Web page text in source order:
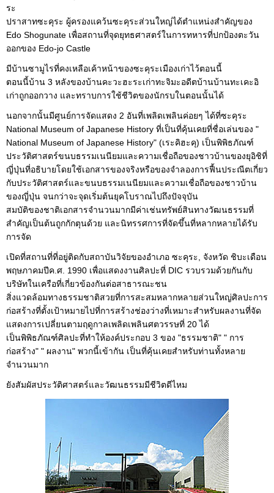
ระ
ปราสาทซะคุระ ผู้ครองแคว้นซะคุระส่วนใหญ่ได้ตำแหน่งสำคัญของ
Edo Shogunate เพื่อสถานที่จุดยุทธศาสตร์ในการทหารที่ปกป้องตะวัน
ออกของ Edo-jo Castle
มีบ้านซามูไรที่คงเหลือเค้าหน้าของซะคุระเมืองเก่าไว้ตอนนี้
ตอนนี้บ้าน 3 หลังของบ้านคะวะฮะระเก่าทะจิมะอดีตบ้านบ้านทะเคะอิ
เก่าถูกออกวาง และทราบการใช้ชีวิตของนักรบในตอนนั้นได้
นอกจากนั้นมีศูนย์การจัดแสดง 2 อันที่เพลิดเพลินค่อยๆ ได้ที่ซะคุระ
National Museum of Japanese History ที่เป็นที่คุ้นเคยที่ชื่อเล่นของ "
National Museum of Japanese History" (เระคิฮะคุ) เป็นพิพิธภัณฑ์
ประวัติศาสตร์ขนบธรรมเนนียมและความเชื่อถือของชาวบ้านของยุอิชิที่
ญี่ปุ่นที่อธิบายโดยใช้เอกสารของจริงหรือของจำลองการฟื้นประณีตเกี่ยว
กับประวัติศาสตร์และขนบธรรมเนนียมและความเชื่อถือของชาวบ้าน
ของญี่ปุ่น จนกว่าจะจุดเริ่มต้นยุคโบราณไปถึงปัจจุบัน
สมบัติของชาติเอกสารจำนวนมากมีค่าเช่นทรัพย์สินทางวัฒนธรรมที่
สำคัญเป็นต้นถูกกักตุนด้วย และนิทรรศการที่จัดขึ้นที่หลากหลายได้รับ
การจัด
เปิดที่สถานที่ที่อยู่ติดกับสถาบันวิจัยของอำเภอ ซะคุระ, จังหวัด ชิบะเดือน
พฤษภาคมปีค.ศ. 1990 เพื่อแสดงงานศิลปะที่ DIC รวบรวมด้วยกันกับ
บริษัทในเครือที่เกี่ยวข้องกันต่อสาธารณะชน
สิ่งแวดล้อมทางธรรมชาติสวยที่การสะสมหลากหลายส่วนใหญ่ศิลปะการ
ก่อสร้างที่ตั้งเป้าหมายไปที่การสร้างช่องว่างที่เหมาะสำหรับผลงานที่จัด
แสดงการเปลี่ยนตามฤดูกาลเพลิดเพลินศตวรรษที่ 20 ได้
เป็นพิพิธภัณฑ์ศิลปะที่ทำให้องค์ประกอบ 3 ของ "ธรรมชาติ" " การ
ก่อสร้าง" " ผลงาน" พวกนี้เข้ากัน เป็นที่คุ้นเคยสำหรับท่านทั้งหลาย
จำนวนมาก
ยังสัมผัสประวัติศาสตร์และวัฒนธรรมมีชีวิตดีไหม